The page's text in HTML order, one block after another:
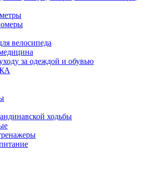
велосипеда
за одеждой и обувью
ходьбы